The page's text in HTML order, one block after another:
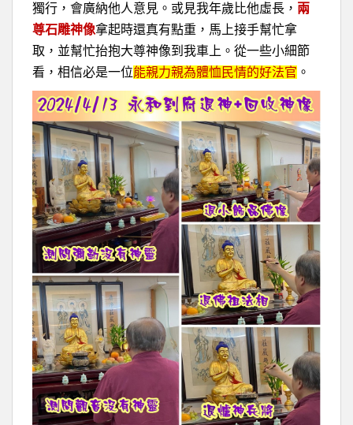
獨行，會廣納他人意見。或見我年歲比他虛長， 兩
尊石雕神像拿起時還真有點重，馬上接手幫忙拿
取，並幫忙抬抱大尊神像到我車上。從一些小細節
看，相信必是一位能親力親為體恤民情的好法官 。